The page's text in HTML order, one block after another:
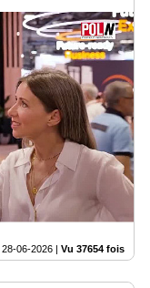
28-06-2026 | Vu 37654 fois